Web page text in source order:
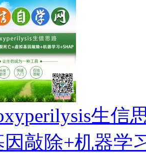
生信
敲除+机器学